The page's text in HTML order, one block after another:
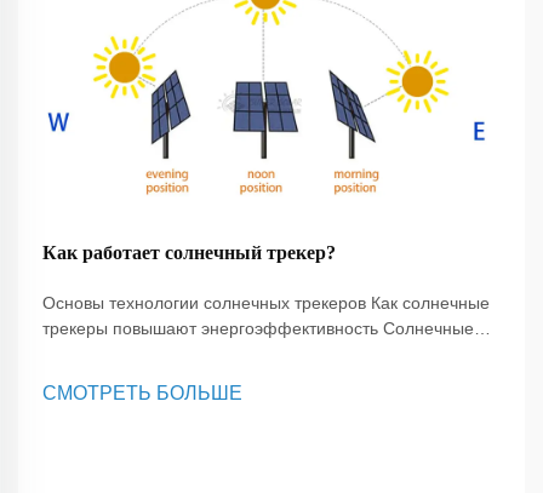
Как работает солнечный трекер?
Основы технологии солнечных трекеров Как солнечные
трекеры повышают энергоэффективность Солнечные
работают, регулируя ориентацию солнечных панелей в
СМОТРЕТЬ БОЛЬШЕ